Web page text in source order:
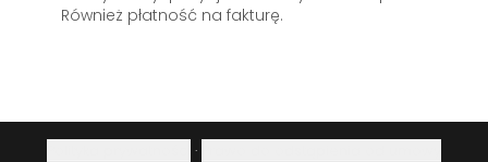
Również płatność na fakturę.
·